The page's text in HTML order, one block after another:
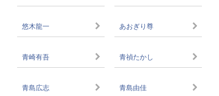
悠木龍一 あおぎり尊
青崎有吾 青禎たかし
青島広志 青島由佳